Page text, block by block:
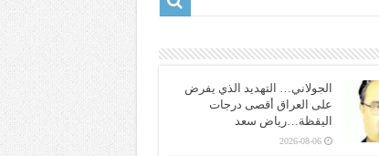
الجولاني… التهديد الذي يفرض
على العراق أقصى درجات
اليقظة…رياض سعد
2026-08-06